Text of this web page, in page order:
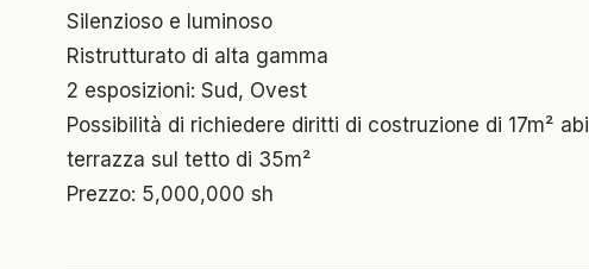
Silenzioso e luminoso
Ristrutturato di alta gamma
2 esposizioni: Sud, Ovest
Possibilità di richiedere diritti di costruzione di 17m²
terrazza sul tetto di 35m²
Prezzo: 5,000,000 sh